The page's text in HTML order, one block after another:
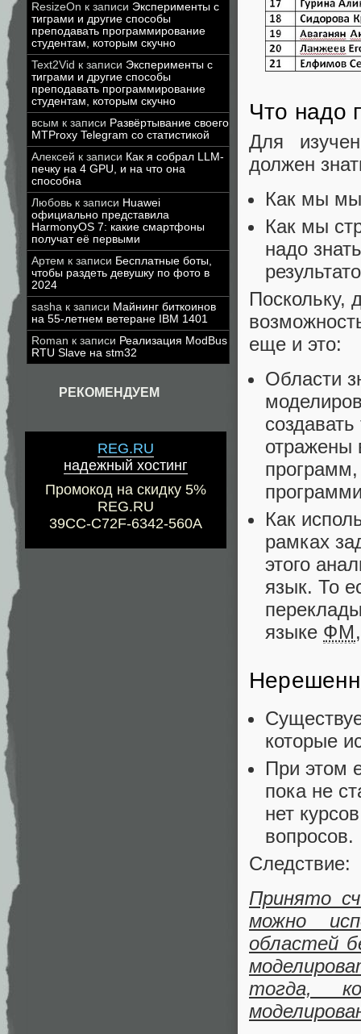
ResizeOn к записи Эксперименты с
тиграми и другие способы
преподавать программирование
студентам, которым скучно
Text2Vid к записи Эксперименты с
тиграми и другие способы
преподавать программирование
студентам, которым скучно
всым к записи Развёртывание своего
MTProxy Telegram со статистикой
Алексей к записи Как я собрал LLM-
печку на 4 GPU, и на что она
способна
Любовь к записи Huawei
официально представила
HarmonyOS 7: какие смартфоны
получат её первыми
Артем к записи Бесплатные боты,
чтобы раздеть девушку по фото в
2024
sasha к записи Майнинг биткоинов
на 55-летнем ветеране IBM 1401
Roman к записи Реализация ModBus
RTU Slave на stm32
РЕКОМЕНДУЕМ
REG.RU
надежный хостинг
Промокод на скидку 5%
REG.RU
39CC-C72F-6342-560A
Что надо
Для
должен
Как мы
Как мы
надо
Поскольку,
еще и это:
Области
отражены
Как
рамках
этого
язык. То
языке ФМ
которые
При этом
пока не
нет
вопросов.
Следствие:
Принято
можно
областей
тогда,